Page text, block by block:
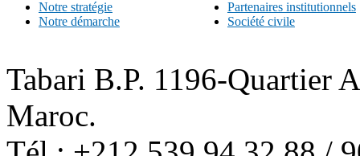
Notre stratégie
Notre démarche
Partenaires institutionnels
Société civile
Tabari B.P. 1196-Quartier
Maroc.